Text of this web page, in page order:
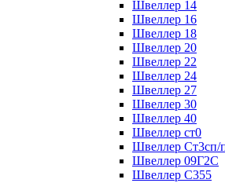
Швеллер 14
Швеллер 16
Швеллер 18
Швеллер 20
Швеллер 22
Швеллер 24
Швеллер 27
Швеллер 30
Швеллер 40
Швеллер ст0
Швеллер Ст3сп/
Швеллер 09Г2С
Швеллер С355